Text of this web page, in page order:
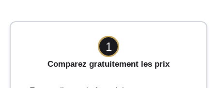
1
Comparez gratuitement les prix